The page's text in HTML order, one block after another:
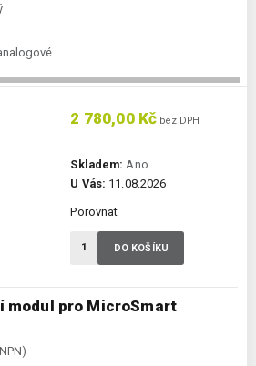
modul pro MicroSmart
2 780,00 Kč bez DPH
Skladem: Ano
U Vás: 11.08.2026
Porovnat
DO KOŠÍKU